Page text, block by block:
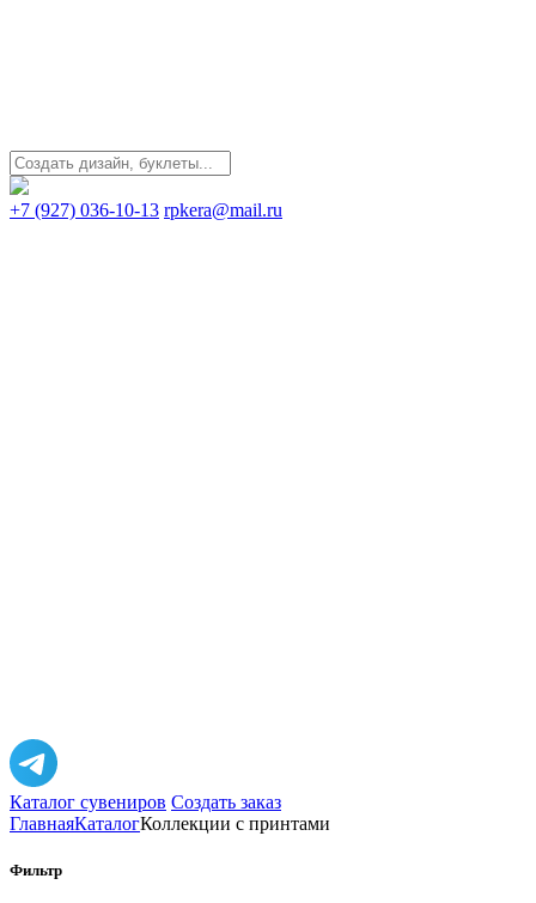
+7 (927) 036-10-13 rpkera@mail.ru
Каталог сувениров Создать заказ
ГлавнаяКаталогКоллекции с принтами
Фильтр